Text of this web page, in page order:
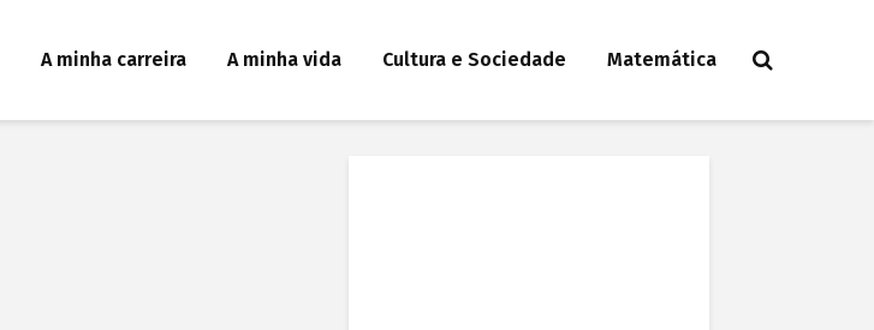
A minha carreira A minha vida Cultura e Sociedade Matemática